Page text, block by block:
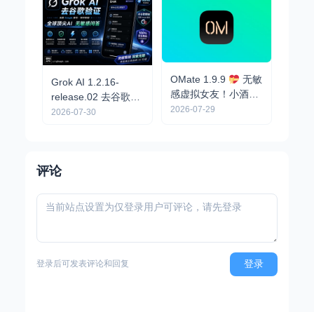
Grok AI 1.2.16-
release.02 去谷歌验
证 - 无限制问答/全能
2026-07-30
OMate 1.9.9
无敏
感虚拟女友！小酒馆
AI，可自定义角色卡
2026-07-29
评论
登录后可发表评论和回复 登录